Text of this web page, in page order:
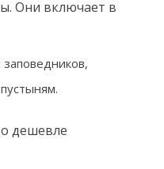
Они включает в
дешевле